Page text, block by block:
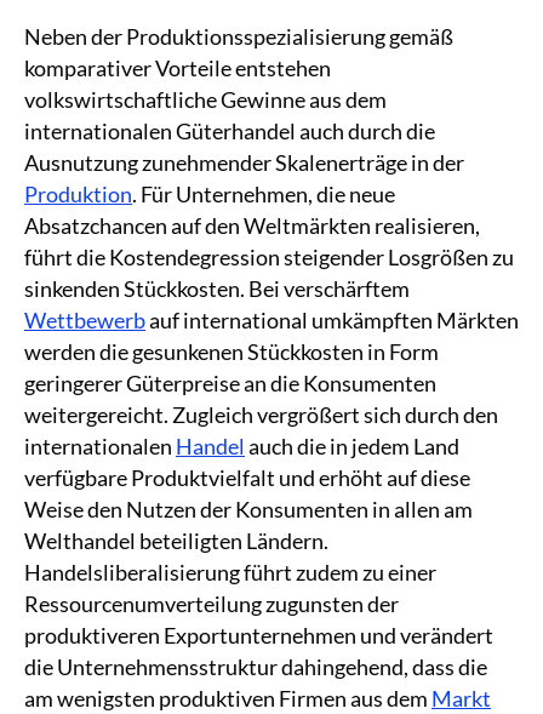
Neben der Produktionsspezialisierung gemäß
komparativer Vorteile entstehen
volkswirtschaftliche Gewinne aus dem
internationalen Güterhandel auch durch die
Ausnutzung zunehmender Skalenerträge in der
Produktion. Für Unternehmen, die neue
Absatzchancen auf den Weltmärkten realisieren,
führt die Kostendegression steigender Losgrößen zu
sinkenden Stückkosten. Bei verschärftem
Wettbewerbauf international umkämpften Märkten
werden die gesunkenen Stückkosten in Form
geringerer Güterpreise an die Konsumenten
weitergereicht. Zugleich vergrößert sich durch den
internationalen Handel auch die in jedem Land
verfügbare Produktvielfalt und erhöht auf diese
Weise den Nutzen der Konsumenten in allen am
Welthandel beteiligten Ländern.
Handelsliberalisierung führt zudem zu einer
Ressourcenumverteilung zugunsten der
produktiveren Exportunternehmen und verändert
die Unternehmensstruktur dahingehend, dass die
am wenigsten produktiven Firmen aus dem Markt